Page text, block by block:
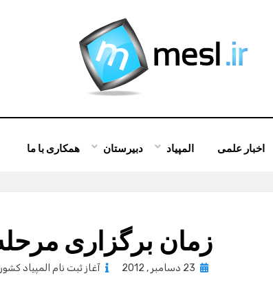
اخبار علمی المپیاد دبیرستان همکاری با ما
زمان برگزاری
Posted
23 دسامبر , 2012 آغاز ثبت نام المپیاد کشوری